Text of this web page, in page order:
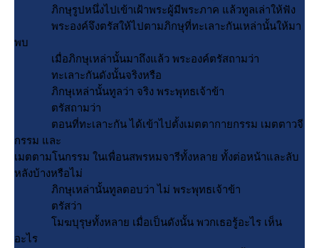
ภิกษุรูปหนึ่งไปเข้าเฝ้าพระผู้มีพระภาค แล้วทูลเล่าให้ฟัง
พระองค์จึงตรัสให้ไปตามภิกษุที่ทะเลาะกันเหล่านั้นให้มา
พบ
เมื่อภิกษุเหล่านั้นมาถึงแล้ว พระองค์ตรัสถามว่า
ทะเลาะกันดังนั้นจริงหรือ
ภิกษุเหล่านั้นทูลว่า จริง พระพุทธเจ้าข้า
ตรัสถามว่า
ตอนที่ทะเลาะกัน ได้เข้าไปตั้งเมตตากายกรรม เมตตาวจี
กรรม และ
เมตตามโนกรรม ในเพื่อนสพรหมจารีทั้งหลาย ทั้งต่อหน้าและลับ
หลังบ้างหรือไม่
ภิกษุเหล่านั้นทูลตอบว่า ไม่ พระพุทธเจ้าข้า
ตรัสว่า
มฆบุรุษทั้งหลาย เมื่อเป็นดังนั้น พวกเธอรู้อะไร เห็น
อะไร